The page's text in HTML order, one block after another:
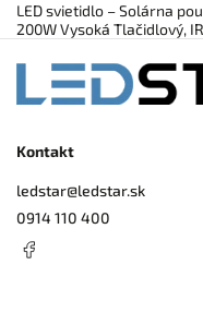
LED svietidlo – Solárna
200W Vysoká Tlačidlový,
Kontakt
ledstar@ledstar.sk
0914 110 400